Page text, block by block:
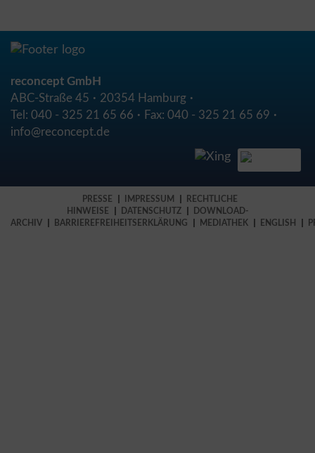
reconcept GmbH
ABC-Straße 45
20354 Hamburg
Tel: 040 - 325 21 65 66 Fax: 040 - 325 21 65 69
info@reconcept.de
PRESSE IMPRESSUM
RECHTLICHE
HINWEISE
DATENSCHUTZ
DOWNLOAD-
ARCHIV
BARRIEREFREIHEITSERKLÄRUNG MEDIATHEK ENGLISH